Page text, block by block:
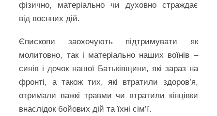
фізично, матеріально чи духовно страждає
від воєнних дій.
Єпископи заохочують підтримувати як
молитовно, так і матеріально наших воїнів –
синів і дочок нашої Батьківщини, які зараз на
фронті, а також тих, які втратили здоров’я,
отримали важкі травми чи втратили кінцівки
внаслідок бойових дій та їхні сім’ї.